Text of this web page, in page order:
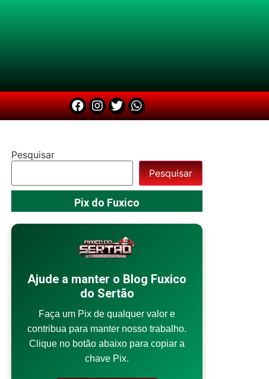
Pesquisar
Pesquisar
Pix do Fuxico
Ajude a manter o Blog Fuxico
do Sertão
Faça um Pix de qualquer valor e
contribua para manter nosso trabalho.
Clique no botão abaixo para copiar a
chave Pix.